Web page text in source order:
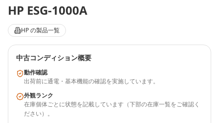
HP ESG-1000A
HPの製品一覧
中古コンディション概要
動作確認
出荷前に通電・基本機能の確認を実施しています。
外観ランク
在庫個体ごとに状態を記載しています（下部の在庫一覧をご確認く
ださい）。